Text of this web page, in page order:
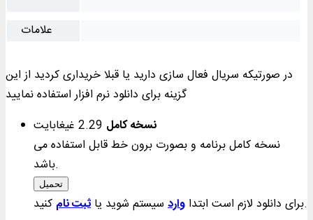
علامات
در صورتیکه سریال فعال سازی دارید یا قبلا خریداری کردید از این
گزینه برای دانلود نرم افزار استفاده نمایید
نسخه کامل 2.29 غيغابايت
نسخه کامل برنامه و بصورت برون خط قابل استفاده می
باشد.
تحميل
برای دانلود لازم است ابتدا وارد سیستم شوید یا ثبت نام
کنید.